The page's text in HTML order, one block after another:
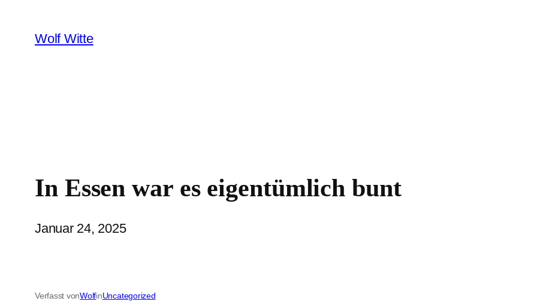
Inhalt
springen
Wolf Witte
In Essen war es eigentümlich bunt
Januar 24, 2025
Verfasst vonWolfinUncategorized